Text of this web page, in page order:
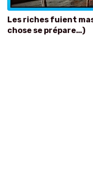
Les riches fuient
chose se prépare…)